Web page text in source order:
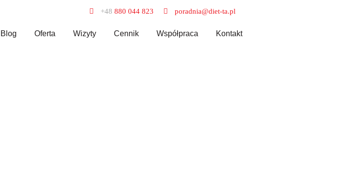
Blog Oferta Wizyty Cennik Współpraca Kontakt
+48 880 044 823 poradnia@diet-ta.pl